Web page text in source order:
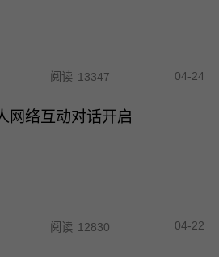
阅读 13347 04-24
网络互动对话开启
阅读 12830 04-22